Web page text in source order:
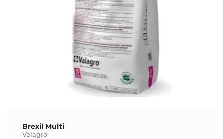
Brexil Multi
Valagro